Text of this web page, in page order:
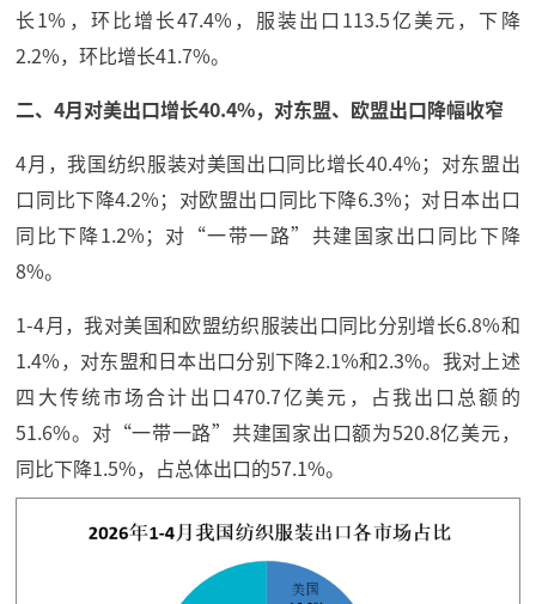
长1%，环比增长47.4%，服装出口113.5亿美元，下降
2.2%，环比增长41.7%。
二、4月对美出口增长40.4%，对东盟、欧盟出口降幅收窄
4月，我国纺织服装对美国出口同比增长40.4%；对东盟出
口同比下降4.2%；对欧盟出口同比下降6.3%；对日本出口
同比下降1.2%；对“一带一路”共建国家出口同比下降
8%。
1-4月，我对美国和欧盟纺织服装出口同比分别增长6.8%和
1.4%，对东盟和日本出口分别下降2.1%和2.3%。我对上述
四大传统市场合计出口470.7亿美元，占我出口总额的
51.6%。对“一带一路”共建国家出口额为520.8亿美元，
同比下降1.5%，占总体出口的57.1%。